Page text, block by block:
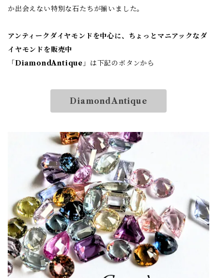
か出会えない特別な石たちが揃いました。
アンティークダイヤモンドを中心に、ちょっとマニアックなダ
イヤモンドを販売中
「DiamondAntique 」は下記のボタンから
DiamondAntique